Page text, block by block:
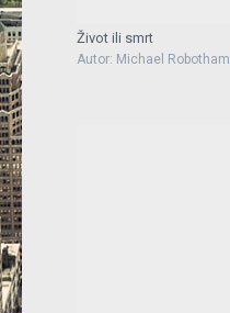
Život ili smrt
Autor: Michael Robotham